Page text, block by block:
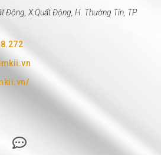
Động, X.Quất Động, H. Thường Tín, TP.